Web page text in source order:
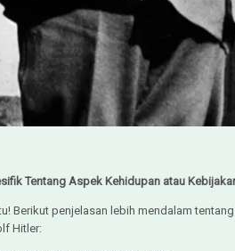
Tentang Aspek Kehidupan atau
Berikut penjelasan lebih mendalam
Hitler: